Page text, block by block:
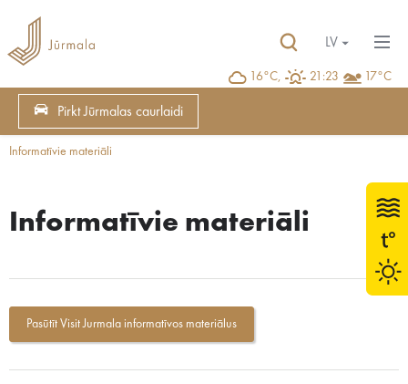
16°C, 21:23 17°C
LV
Pirkt Jūrmalas caurlaidi
Informatīvie materiāli
Informatīvie materiāli
Pasūtīt Visit Jurmala informatīvos materiālus